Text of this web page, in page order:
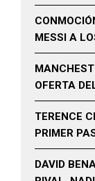
MESSI A
OFERTA
TERENCE
PRIMER
DAVID